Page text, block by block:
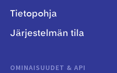
Tietopohja
Järjestelmän tila
OMINAISUUDET & API